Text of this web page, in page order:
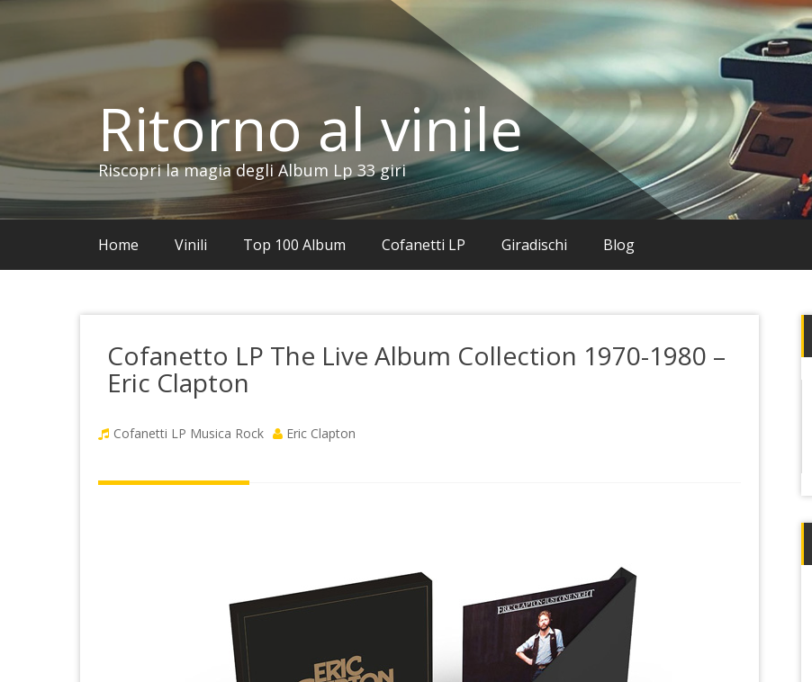
contenuto
Ritorno al vinile
Riscopri la magia degli Album Lp 33 giri
Home Vinili Top 100 Album Cofanetti LP Giradischi Blog
Cofanetto LP The Live Album Collection 1970-1980 –
Eric Clapton
Cofanetti LP Musica Rock Eric Clapton